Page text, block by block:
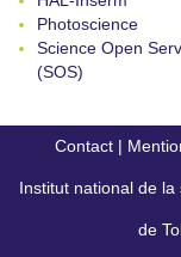
Photoscience
Science Open
(SOS)
Contact |
Institut national de
de